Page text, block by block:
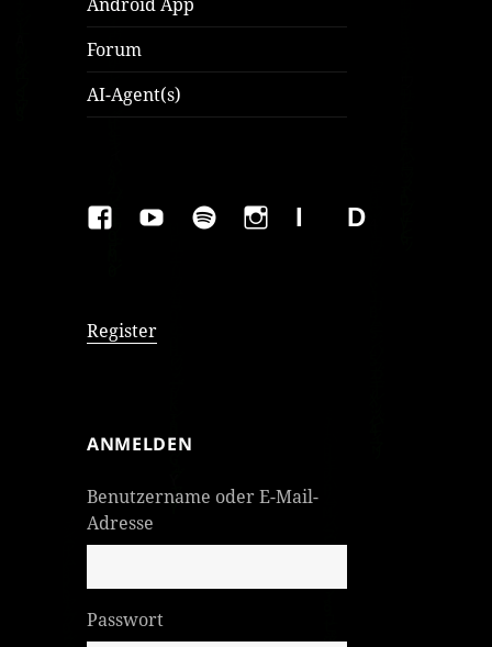
Forum
AI-Agent(s)
FAKEBOOK
YOUTUBESPOTIFYINSTAGRAM
IMPRESSUM
Register
ANMELDEN
Benutzername oder E-Mail-
Adresse
Passwort